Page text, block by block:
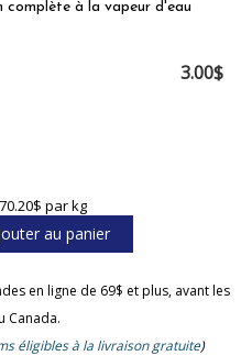
à la vapeur d'eau
70.20$ par kg
3.00$
en ligne de 69$ et plus, avant les
Canada.
éligibles à la livraison gratuite)